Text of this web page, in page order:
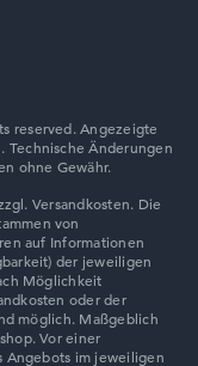
reserved. Angezeigte
Technische Änderungen
ohne Gewähr.